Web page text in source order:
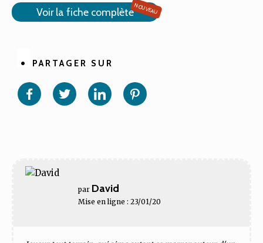
Voir la fiche complèteNOUVEAU
PARTAGER SUR
Partager
sur
Partager
sur sur
par David
Mise en ligne : 23/01/20